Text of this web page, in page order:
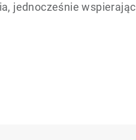
jednocześnie wspierając